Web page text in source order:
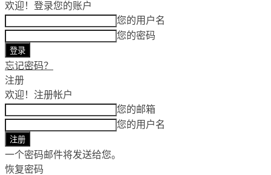
欢迎！ 登录您的账户
您的用户名
您的密码
忘记密码？
注册
欢迎！ 注册帐户
您的邮箱
您的用户名
一个密码邮件将发送给您。
恢复密码